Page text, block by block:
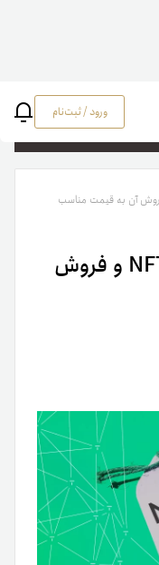
ورود / ثبت‌نام
۷ راه برای ارزیابی ارزش NFT و فروش